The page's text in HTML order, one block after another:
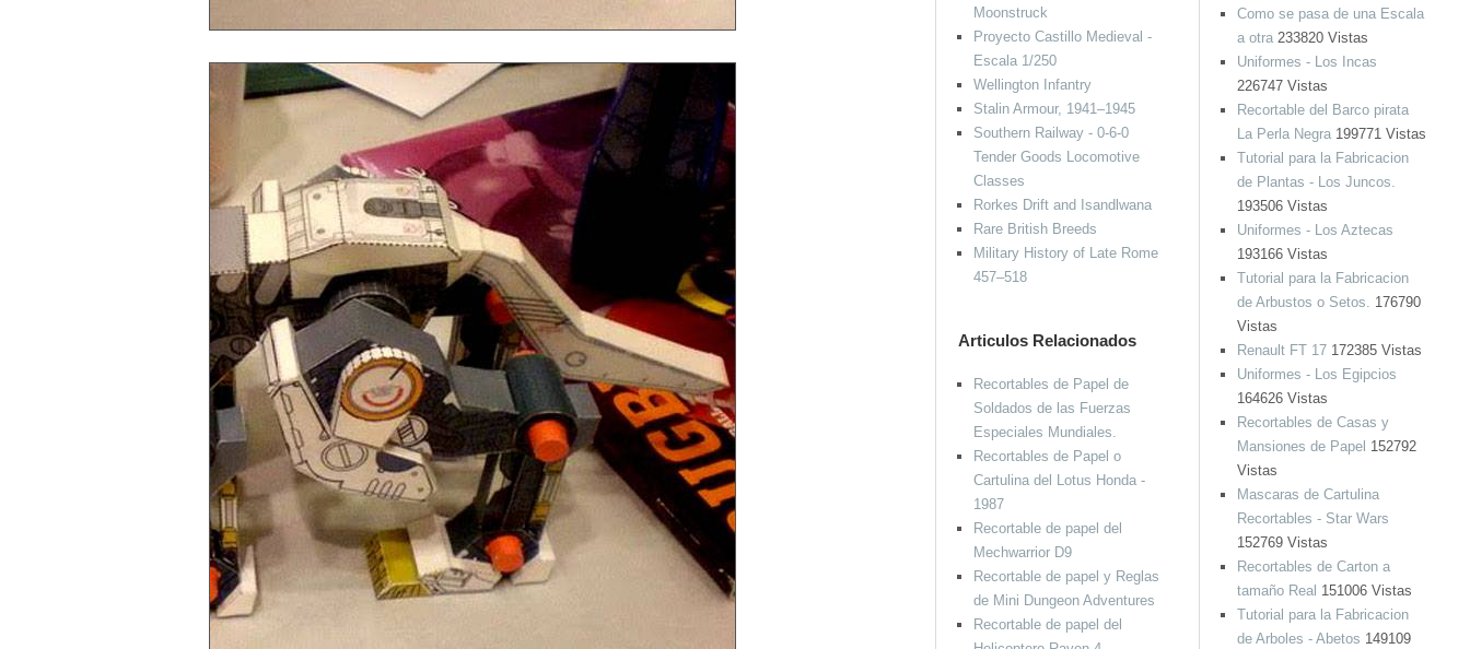
Como se pasa de una Escala
a otra233820 Vistas
Uniformes - Los Incas
226747 Vistas
Recortable del Barco pirata
La Perla Negra199771 Vistas
Tutorial para la Fabricacion
de Plantas - Los Juncos.
193506 Vistas
Uniformes - Los Aztecas
193166 Vistas
Tutorial para la Fabricacion
de Arbustos o Setos. 176790
Vistas
Renault FT 17172385 Vistas
Uniformes - Los Egipcios
164626 Vistas
Recortables de Casas y
Mansiones de Papel 152792
Vistas
Mascaras de Cartulina
Recortables - Star Wars
152769 Vistas
Recortables de Carton a
tamaño Real 151006 Vistas
Tutorial para la Fabricacion
de Arboles - Abetos 149109
Moonstruck
Proyecto Castillo Medieval -
Escala 1/250
Wellington Infantry
Stalin Armour, 1941–1945
Southern Railway - 0-6-0
Tender Goods Locomotive
Classes
Rorkes Drift and Isandlwana
Rare British Breeds
Military History of Late Rome
457–518
Articulos Relacionados
Recortables de Papel de
Soldados de las Fuerzas
Especiales Mundiales.
Recortables de Papel o
Cartulina del Lotus Honda -
1987
Recortable de papel del
Mechwarrior D9
Recortable de papel y Reglas
de Mini Dungeon Adventures
Recortable de papel del